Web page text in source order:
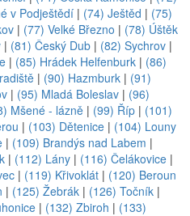
v Podještědí | (74) Ještěd | (75)
| (77) Velké Březno | (78) Úštěk
| (81) Český Dub | (82) Sychrov |
| (85) Hrádek Helfenburk | (86)
| (90) Hazmburk | (91)
| (95) Mladá Boleslav | (96)
Mšené - lázně | (99) Říp | (101)
| (103) Dětenice | (104) Louny
| (109) Brandýs nad Labem |
| (112) Lány | (116) Čelákovice |
| (119) Křivoklát | (120) Beroun
| (125) Žebrák | (126) Točník |
| (132) Zbiroh | (133)